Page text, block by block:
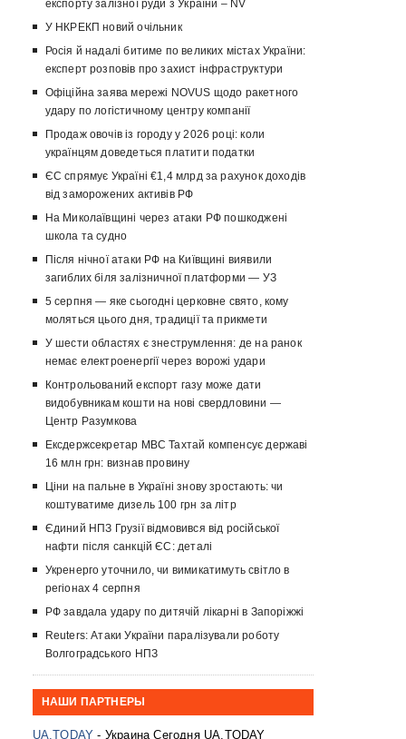
експорту залізної руди з України – NV
У НКРЕКП новий очільник
Росія й надалі битиме по великих містах України:
експерт розповів про захист інфраструктури
Офіційна заява мережі NOVUS щодо ракетного
удару по логістичному центру компанії
Продаж овочів із городу у 2026 році: коли
українцям доведеться платити податки
ЄС спрямує Україні €1,4 млрд за рахунок доходів
від заморожених активів РФ
На Миколаївщині через атаки РФ пошкоджені
школа та судно
Після нічної атаки РФ на Київщині виявили
загиблих біля залізничної платформи — УЗ
5 серпня — яке сьогодні церковне свято, кому
моляться цього дня, традиції та прикмети
У шести областях є знеструмлення: де на ранок
немає електроенергії через ворожі удари
Контрольований експорт газу може дати
видобувникам кошти на нові свердловини —
Центр Разумкова
Ексдержсекретар МВС Тахтай компенсує державі
16 млн грн: визнав провину
Ціни на пальне в Україні знову зростають: чи
коштуватиме дизель 100 грн за літр
Єдиний НПЗ Грузії відмовився від російської
нафти після санкцій ЄС: деталі
Укренерго уточнило, чи вимикатимуть світло в
регіонах 4 серпня
РФ завдала удару по дитячій лікарні в Запоріжжі
Reuters: Атаки України паралізували роботу
Волгоградського НПЗ
НАШИ ПАРТНЕРЫ
UA.TODAY - Украина Сегодня UA.TODAY